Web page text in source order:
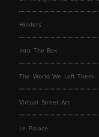
Hinders
Into The Box
The World We Left Them
Virtual Street Art
Le Palace